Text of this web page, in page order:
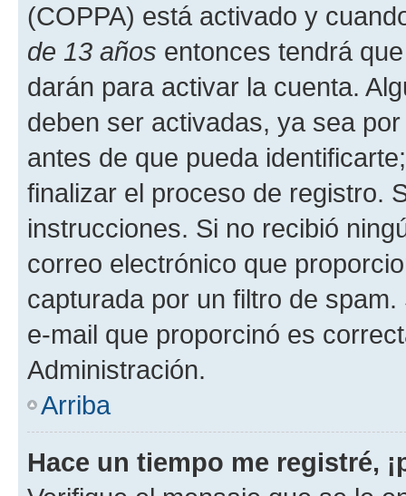
(COPPA) está activado y
de 13 años entonces tendrá
darán para activar la cuenta.
deben ser activadas, ya sea
antes de que pueda
finalizar el proceso de registro.
instrucciones. Si no recibió
correo electrónico que
capturada por un filtro de
e-mail que proporcinó es
Administración.
Arriba
Hace un tiempo me registré,